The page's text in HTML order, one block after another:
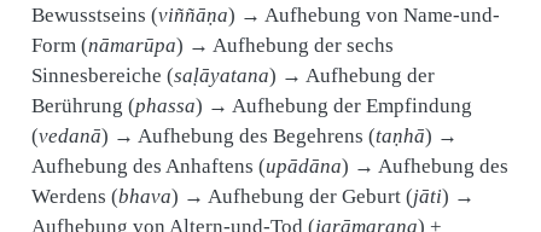
Bewusstseins (viññāṇa) → Aufhebung von Name-und-
Form (nāmarūpa) → Aufhebung der sechs
Sinnesbereiche (saḷāyatana) → Aufhebung der
Berührung (phassa) → Aufhebung der Empfindung
(vedanā) → Aufhebung des Begehrens (taṇhā) →
Aufhebung des Anhaftens (upādāna) → Aufhebung des
Werdens (bhava) → Aufhebung der Geburt (jāti) →
Aufhebung von Altern-und-Tod (jarāmaraṇa) +